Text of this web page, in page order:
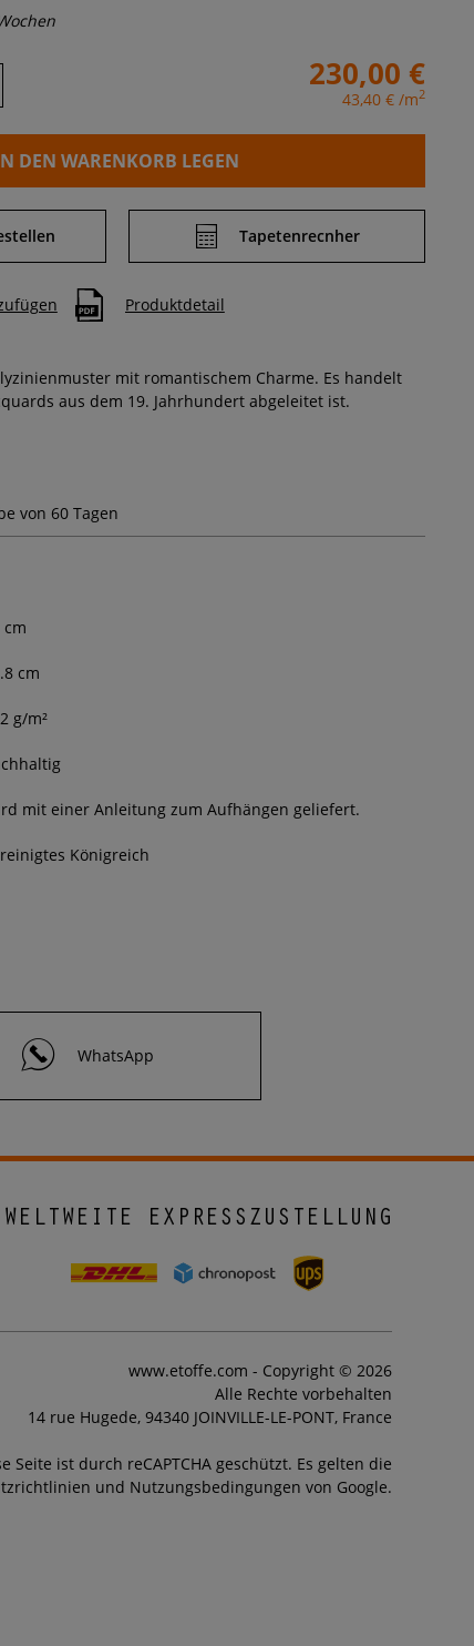
230,00 €
43,40 € /m2
DEN WARENKORB LEGEN
Tapetenrecnher
Produktdetail
mit romantischem Charme. Es handelt
aus dem 19. Jahrhundert abgeleitet ist.
von 60 Tagen
cm
cm
g/m²
mit einer Anleitung zum Aufhängen geliefert.
Königreich
WhatsApp
WELTWEITE EXPRESSZUSTELLUNG
www.etoffe.com - Copyright © 2026
Alle Rechte vorbehalten
14 rue Hugede, 94340 JOINVILLE-LE-PONT, France
Seite ist durch reCAPTCHA geschützt. Es gelten die
und Nutzungsbedingungen von Google.